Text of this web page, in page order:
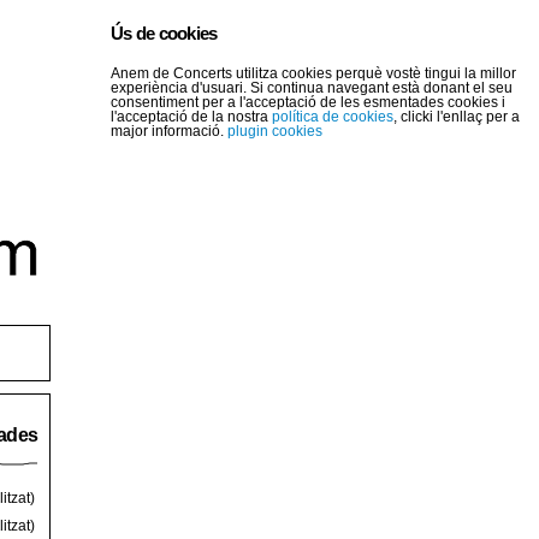
Ús de cookies
Anem de Concerts utilitza cookies perquè vostè tingui la millor
experiència d'usuari. Si continua navegant està donant el seu
consentiment per a l'acceptació de les esmentades cookies i
l'acceptació de la nostra política de cookies, clicki l'enllaç per a
major informació. plugin cookies